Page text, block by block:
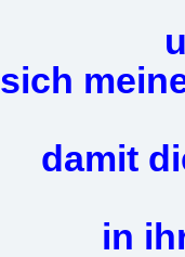
sich
damit
in